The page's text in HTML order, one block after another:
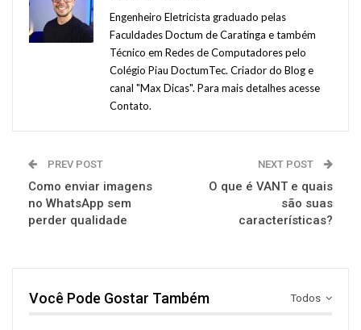
Engenheiro Eletricista graduado pelas
Faculdades Doctum de Caratinga e também
Técnico em Redes de Computadores pelo
Colégio Piau DoctumTec. Criador do Blog e
canal "Max Dicas". Para mais detalhes acesse
Contato.
PREV POST
Como enviar imagens
no WhatsApp sem
perder qualidade
NEXT POST
O que é VANT e quais
são suas
características?
Todos
Você Pode Gostar Também